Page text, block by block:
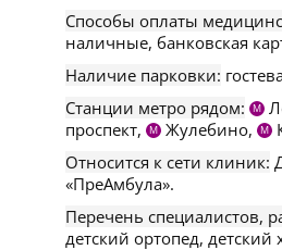
Способы оплаты
наличные, банковская
Наличие парковки:
Станции метро рядом:
М
проспект,
М Жулебино, М
Относится к сети клиник:
«ПреАмбула».
Перечень специалистов,
детский ортопед, детский